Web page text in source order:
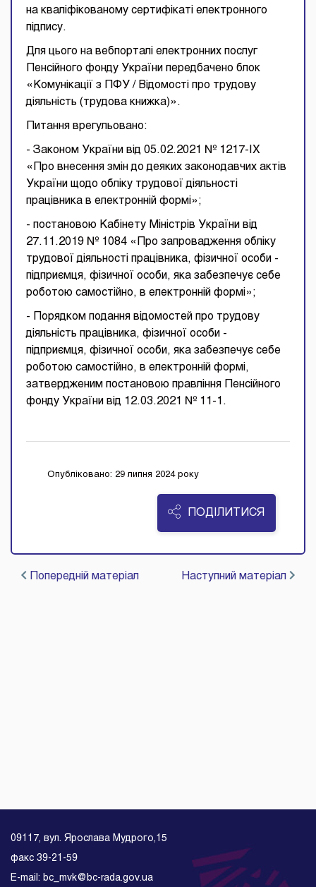
на кваліфікованому сертифікаті електронного
підпису.
Для цього на вебпорталі електронних послуг
Пенсійного фонду України передбачено блок
«Комунікації з ПФУ / Відомості про трудову
діяльність (трудова книжка)».
Питання врегульовано:
- Законом України від 05.02.2021 № 1217-IX
«Про внесення змін до деяких законодавчих актів
України щодо обліку трудової діяльності
працівника в електронній формі»;
- постановою Кабінету Міністрів України від
27.11.2019 № 1084 «Про запровадження обліку
трудової діяльності працівника, фізичної особи -
підприємця, фізичної особи, яка забезпечує себе
роботою самостійно, в електронній формі»;
- Порядком подання відомостей про трудову
діяльність працівника, фізичної особи -
підприємця, фізичної особи, яка забезпечує себе
роботою самостійно, в електронній формі,
затвердженим постановою правління Пенсійного
фонду України від 12.03.2021 № 11-1.
Опубліковано: 29 липня 2024 року
ПОДІЛИТИСЯ
Попередній матеріал Наступний матеріал
09117, вул. Ярослава Мудрого,15
факс 39-21-59
E-mail: bc_mvk@bc-rada.gov.ua